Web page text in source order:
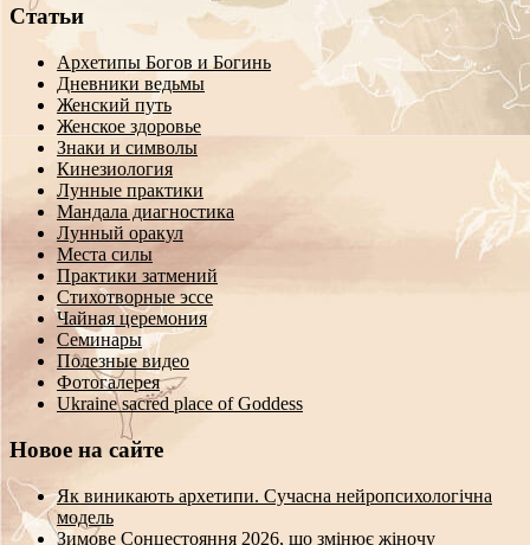
Статьи
Архетипы Богов и Богинь
Дневники ведьмы
Женский путь
Женское здоровье
Знаки и символы
Кинезиология
Лунные практики
Мандала диагностика
Лунный оракул
Места силы
Практики затмений
Стихотворные эссе
Чайная церемония
Семинары
Полезные видео
Фотогалерея
Ukraine sacred place of Goddess
Новое на сайте
Як виникають архетипи. Сучасна нейропсихологічна
модель
Зимове Сонцестояння 2026, що змінює жіночу